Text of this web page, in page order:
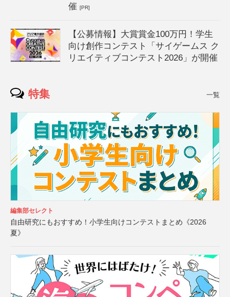
催[PR]
【公募情報】大賞賞金100万円！学生
向け創作コンテスト「サイゲームス ク
リエイティブコンテスト2026」が開催
特集 一覧
編集部セレクト
自由研究にもおすすめ！小学生向けコンテストまとめ《2026
夏》